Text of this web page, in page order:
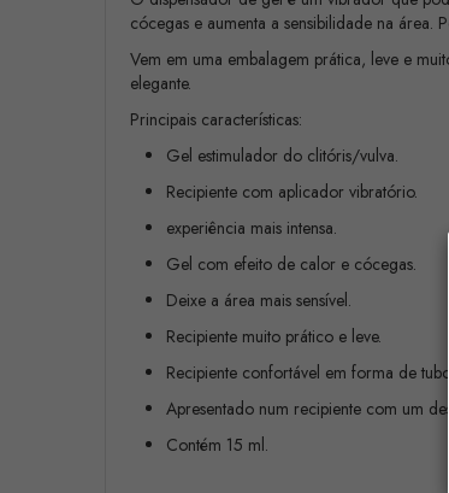
cócegas e aumenta a sensibilidade na área.
Vem em uma embalagem prática, leve e
elegante.
Principais características:
Gel estimulador do clitóris/vulva.
Recipiente com aplicador vibratório.
experiência mais intensa.
Gel com efeito de calor e cócegas.
Deixe a área mais sensível.
Recipiente muito prático e leve.
Recipiente confortável em forma de tubo.
Apresentado num recipiente com um
Contém 15 ml.